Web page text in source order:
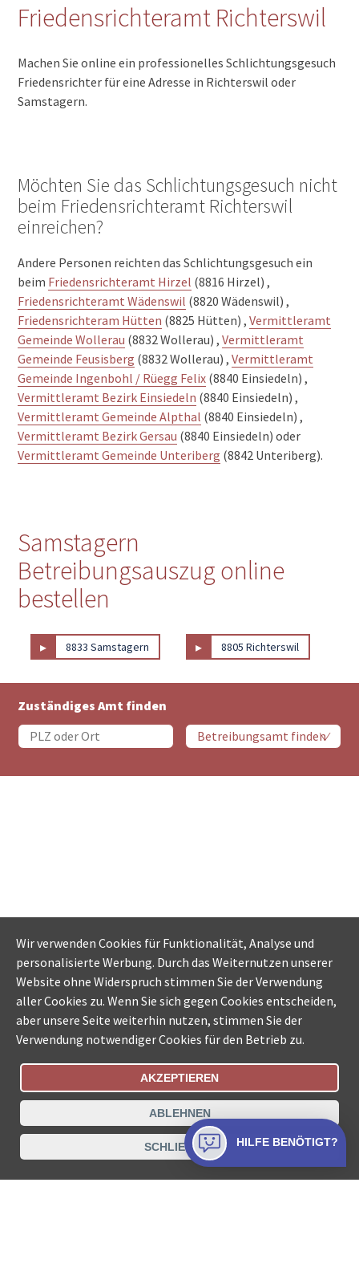
Friedensrichteramt Richterswil
Machen Sie online ein professionelles Schlichtungsgesuch
Friedensrichter für eine Adresse in Richterswil oder
Samstagern.
Möchten Sie das Schlichtungsgesuch nicht
beim Friedensrichteramt Richterswil
einreichen?
Andere Personen reichten das Schlichtungsgesuch ein
beim Friedensrichteramt Hirzel (8816 Hirzel) ,
Friedensrichteramt Wädenswil (8820 Wädenswil) ,
Friedensrichteram Hütten (8825 Hütten) ,Vermittleramt
Gemeinde Wollerau (8832 Wollerau) ,Vermittleramt
Gemeinde Feusisberg (8832 Wollerau) ,Vermittleramt
Gemeinde Ingenbohl / Rüegg Felix (8840 Einsiedeln) ,
Vermittleramt Bezirk Einsiedeln (8840 Einsiedeln) ,
Vermittleramt Gemeinde Alpthal (8840 Einsiedeln) ,
Vermittleramt Bezirk Gersau (8840 Einsiedeln) oder
Vermittleramt Gemeinde Unteriberg (8842 Unteriberg).
Samstagern
Betreibungsauszug online
bestellen
▸ 8833 Samstagern ▸ 8805 Richterswil
Zuständiges Amt finden
Bestellungsstatus Ämtersuche der Schweiz
Datenschutz Impressum Nutzungsbestimmungen
Kontakt
Wir verwenden Cookies für Funktionalität, Analyse und
personalisierte Werbung. Durch das Weiternutzen unserer
Website ohne Widerspruch stimmen Sie der Verwendung
aller Cookies zu. Wenn Sie sich gegen Cookies entscheiden,
aber unsere Seite weiterhin nutzen, stimmen Sie der
Verwendung notwendiger Cookies für den Betrieb zu.
AKZEPTIEREN
ABLEHNEN
SCHLIESSEN HILFE BENÖTIGT?